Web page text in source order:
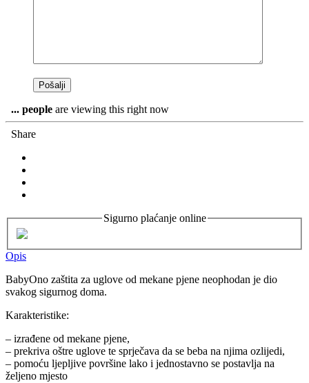
... people are viewing this right now
Share
Sigurno plaćanje online
Opis
BabyOno zaštita za uglove od mekane pjene neophodan je dio
svakog sigurnog doma.
Karakteristike:
– izrađene od mekane pjene,
– prekriva oštre uglove te sprječava da se beba na njima ozlijedi,
– pomoću ljepljive površine lako i jednostavno se postavlja na
željeno mjesto